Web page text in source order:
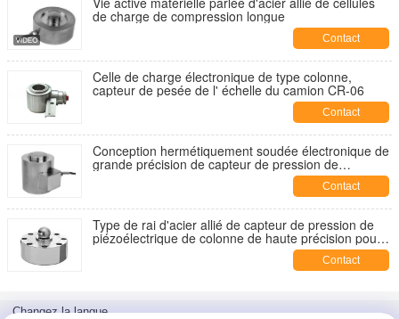
de charge de compression longue
Contact
Celle de charge électronique de type colonne,
capteur de pesée de l' échelle du camion CR-06
Contact
Conception hermétiquement soudée électronique de
grande précision de capteur de pression de
Contact
Type de rai d'acier allié de capteur de pression de
piézoélectrique de colonne de haute précision pour
Contact
Changez la langue